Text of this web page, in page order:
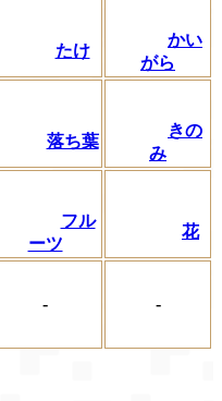
たけ
かい
がら
落ち葉
きの
み
フル
ーツ
花
- -